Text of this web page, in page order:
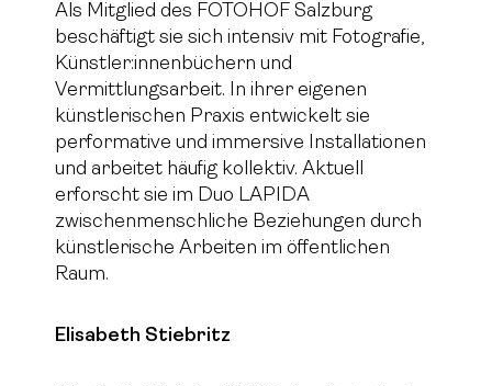
Als Mitglied des FOTOHOF Salzburg
beschäftigt sie sich intensiv mit Fotografie,
Künstler:innenbüchern und
Vermittlungsarbeit. In ihrer eigenen
künstlerischen Praxis entwickelt sie
performative und immersive Installationen
und arbeitet häufig kollektiv. Aktuell
erforscht sie im Duo LAPIDA
zwischenmenschliche Beziehungen durch
künstlerische Arbeiten im öffentlichen
Raum.
Elisabeth Stiebritz